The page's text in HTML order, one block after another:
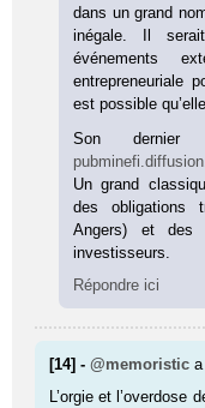
dans un grand
inégale. Il
événements
entrepreneuriale
est possible
Son
Un grand
des obligations
Angers) et des
investisseurs.
Répondre ici
[14] -@memoristic
L’orgie et l’overdose